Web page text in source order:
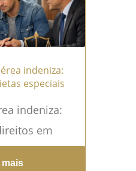
indeniza:
especiais
indeniza:
em
A expressão
mais